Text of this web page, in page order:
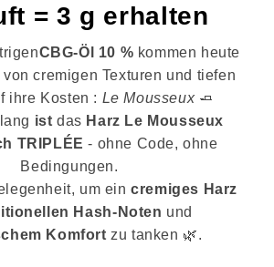
= 3 g erhalten
CBG-Öl 10 % kommen heute
cremigen Texturen und tiefen
ihre Kosten : Le Mousseux🧈
ist das Harz Le Mousseux
TRIPLÉE - ohne Code, ohne
Bedingungen.
um eincremiges Harz
Hash-Noten und
Komfort zu tanken 🌿.